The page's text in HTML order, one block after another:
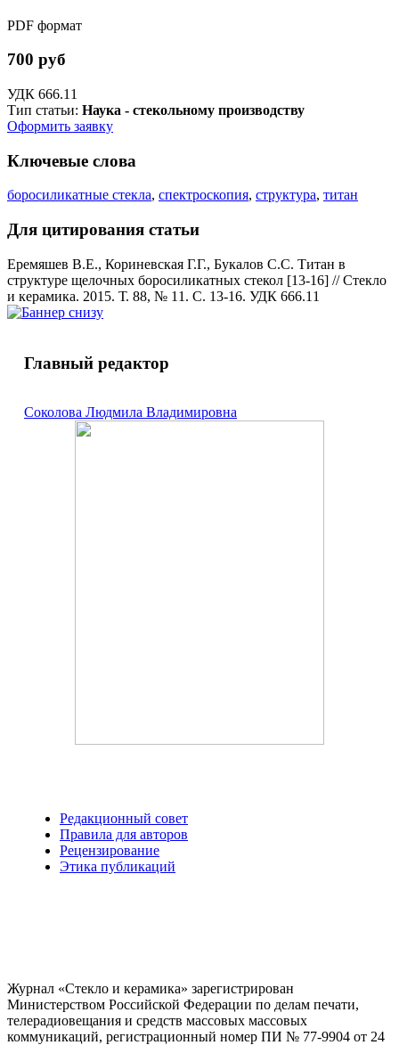
PDF формат
700 руб
УДК 666.11
Тип статьи: Наука - стекольному производству
Оформить заявку
Ключевые слова
боросиликатные стекла, спектроскопия, структура, титан
Для цитирования статьи
Еремяшев В.Е., Кориневская Г.Г., Букалов С.С. Титан в
структуре щелочных боросиликатных стекол [13-16] // Стекло
и керамика. 2015. Т. 88, № 11. С. 13-16. УДК 666.11
Главный редактор
Соколова Людмила Владимировна
Редакционный совет
Правила для авторов
Рецензирование
Этика публикаций
Журнал «Стекло и керамика» зарегистрирован
Министерством Российской Федерации по делам печати,
телерадиовещания и средств массовых массовых
коммуникаций, регистрационный номер ПИ № 77-9904 от 24